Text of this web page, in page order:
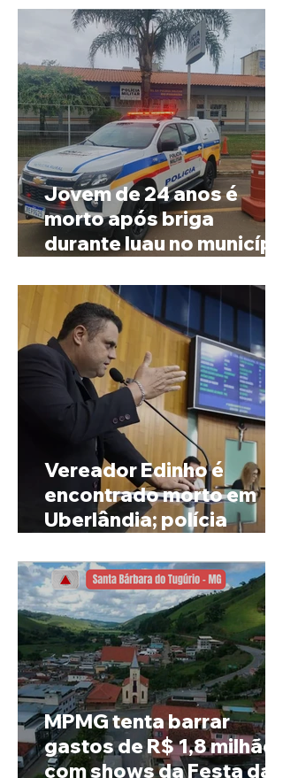
Jovem de 24 anos é
morto após briga
durante luau no município
Vereador Edinho é
encontrado morto em
Uberlândia; polícia
MPMG tenta barrar
gastos de R$ 1,8 milhão
com shows da Festa da